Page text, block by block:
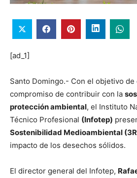
[ad_1]
Santo Domingo.- Con el objetivo
compromiso de contribuir con la
protección ambiental, el Instituto
Técnico Profesional (Infotep)
Sostenibilidad Medioambiental
impacto de los desechos sólidos.
El director general del Infotep,